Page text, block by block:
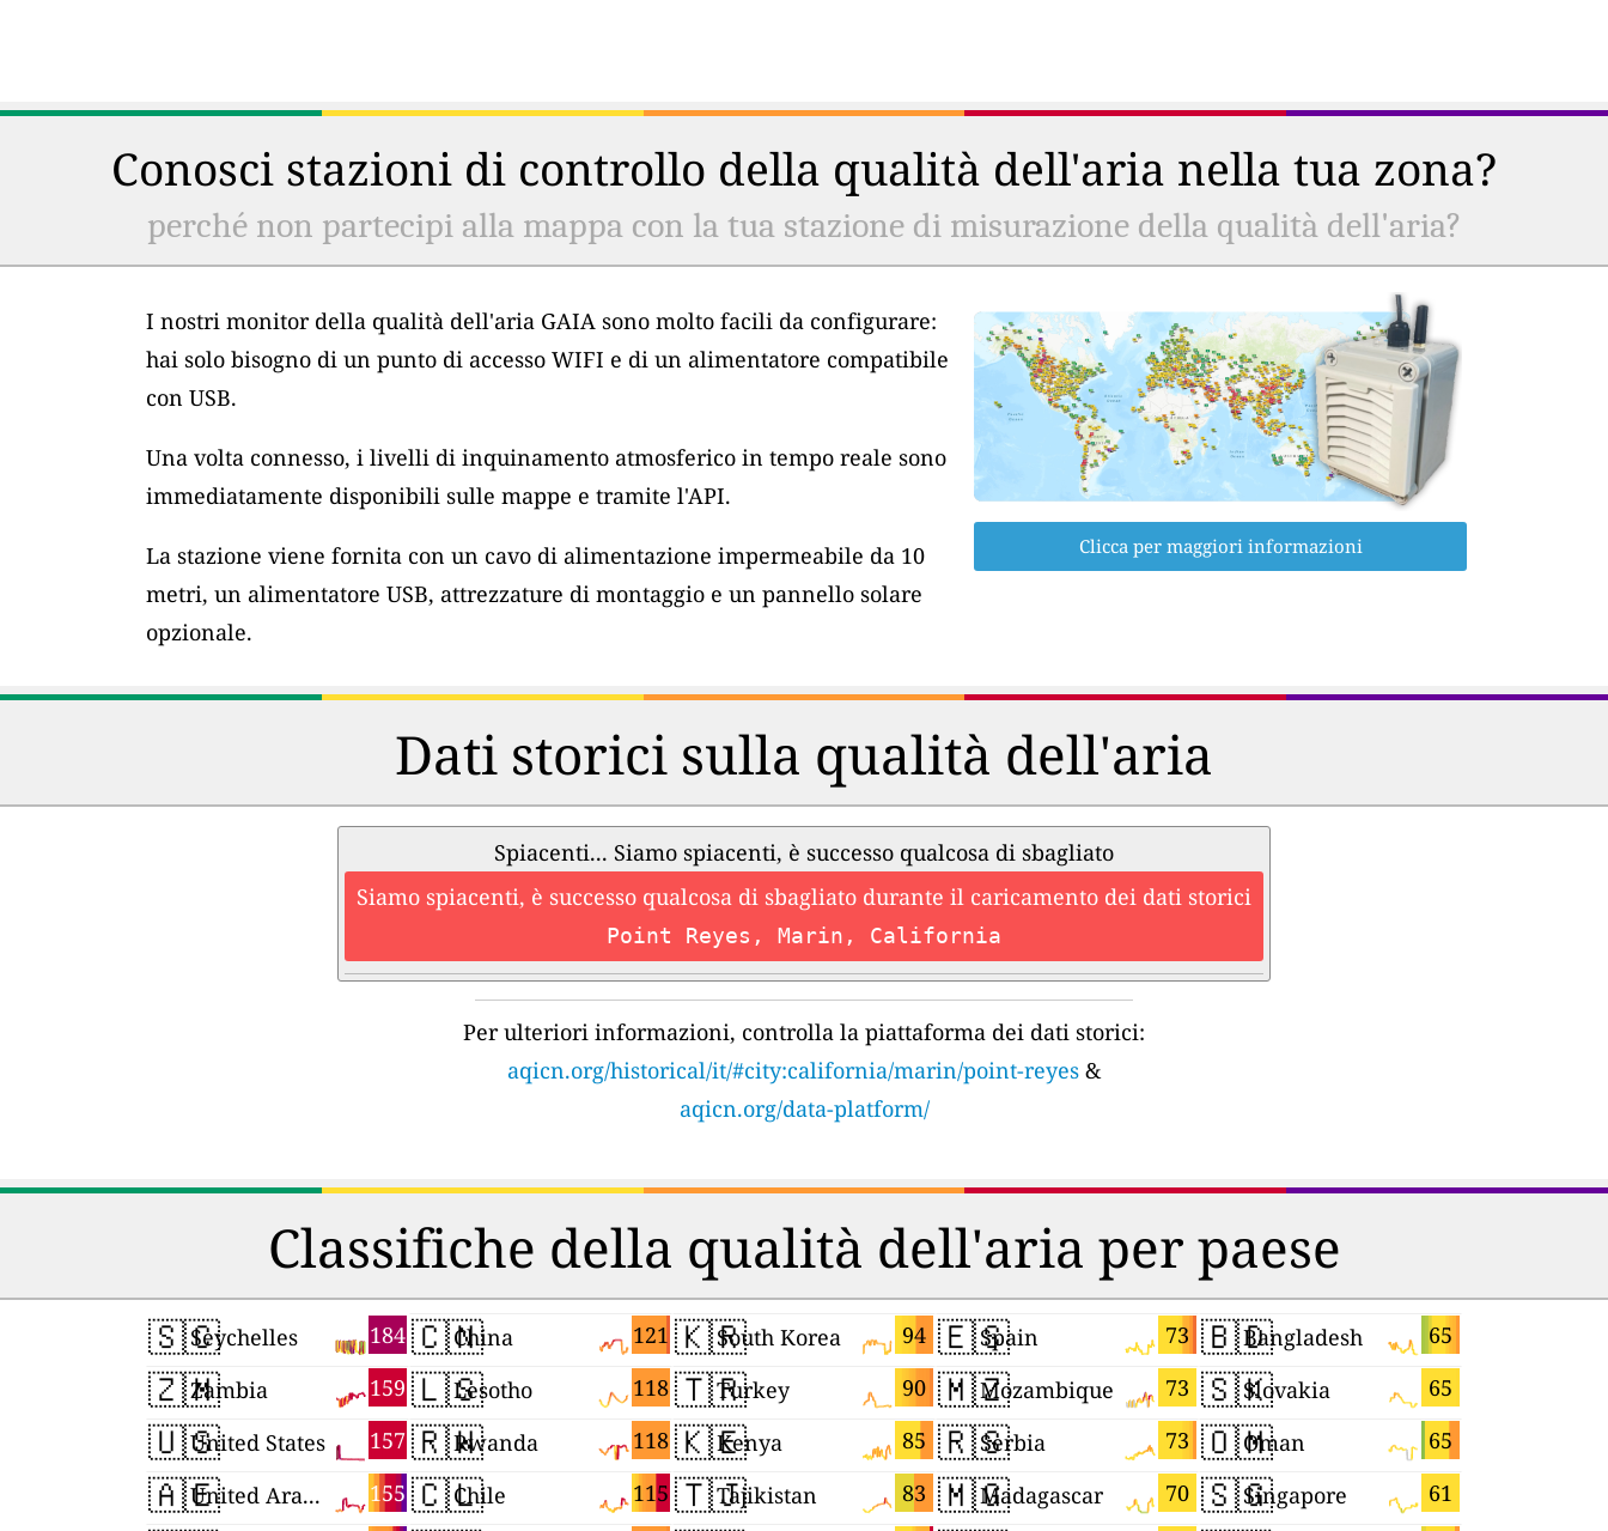
Conosci stazioni di controllo della qualità dell'aria nella tua zona?
perché non partecipi alla mappa con la tua stazione di misurazione della qualità dell'aria?
I nostri monitor della qualità dell'aria GAIA sono molto facili da configurare:
hai solo bisogno di un punto di accesso WIFI e di un alimentatore compatibile
con USB.
Una volta connesso, i livelli di inquinamento atmosferico in tempo reale sono
immediatamente disponibili sulle mappe e tramite l'API.
La stazione viene fornita con un cavo di alimentazione impermeabile da 10
metri, un alimentatore USB, attrezzature di montaggio e un pannello solare
opzionale.
Clicca per maggiori informazioni
Dati storici sulla qualità dell'aria
Spiacenti... Siamo spiacenti, è successo qualcosa di sbagliato
Siamo spiacenti, è successo qualcosa di sbagliato durante il caricamento dei dati storici
Point Reyes, Marin, California
Per ulteriori informazioni, controlla la piattaforma dei dati storici:
aqicn.org/historical/it/#city:california/marin/point-reyes &
aqicn.org/data-platform/
Classifiche della qualità dell'aria per paese
🇸🇨 184
Seychelles
🇿🇲 159
Zambia
🇺🇸 157
United States
🇦🇪 155
United Arab Emirates
🇨🇳 121
China
🇱🇸 118
Lesotho
🇷🇼 118
Rwanda
🇨🇱 115
Chile
🇰🇷 94
South Korea
🇹🇷 90
Turkey
🇰🇪 85
Kenya
🇹🇯 83
Tajikistan
🇪🇸 73
Spain
🇲🇿 73
Mozambique
🇷🇸 73
Serbia
🇲🇬 70
Madagascar
🇧🇩 65
Bangladesh
🇸🇰 65
Slovakia
🇴🇲 65
Oman
🇸🇬 61
Singapore